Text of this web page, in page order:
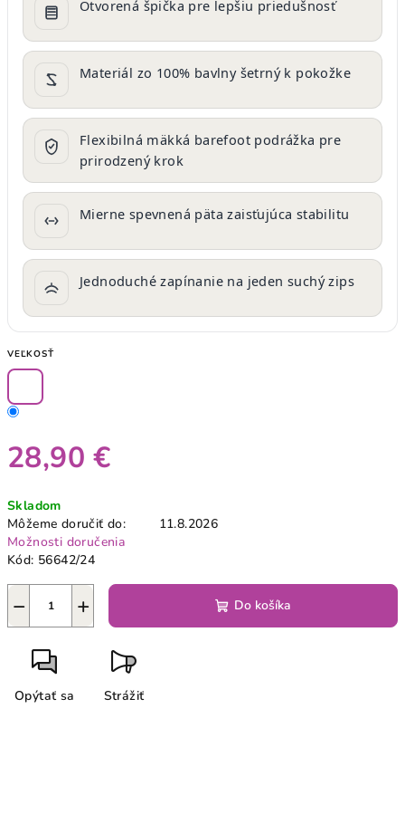
Otvorená špička pre lepšiu priedušnosť
Materiál zo 100% bavlny šetrný k pokožke
Flexibilná mäkká barefoot podrážka pre
prirodzený krok
Mierne spevnená päta zaisťujúca stabilitu
Jednoduché zapínanie na jeden suchý zips
VEĽKOSŤ
28,90 €
cena:
Skladom
Môžeme doručiť do:
11.8.2026
Možnosti doručenia
Kód: 56642/24
+
− Do košíka
Opýtať sa Strážiť